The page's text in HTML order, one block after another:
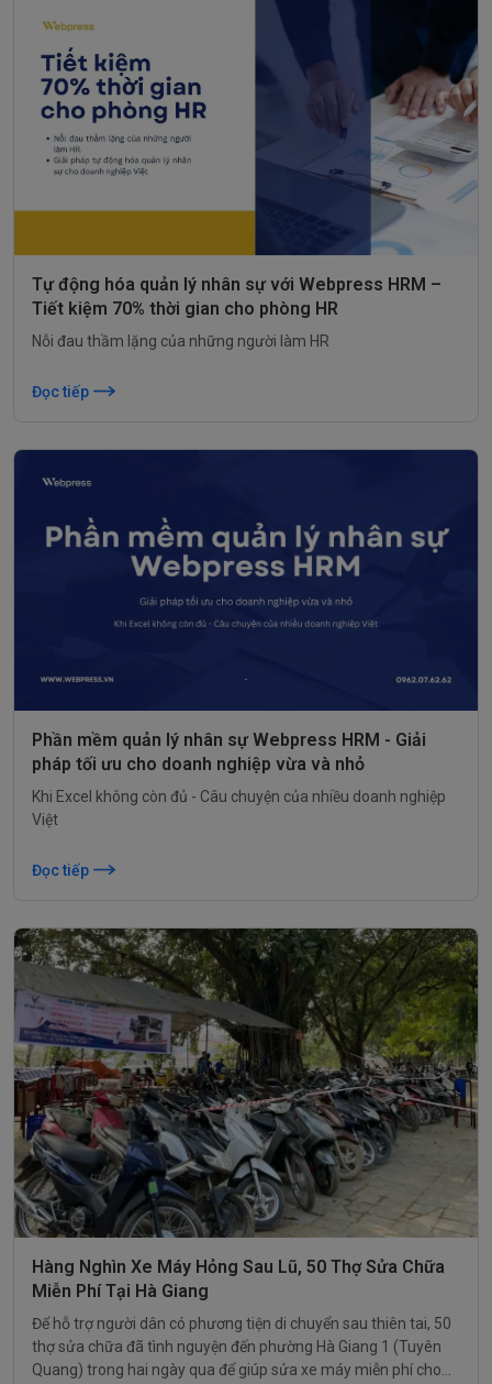
Tự động hóa quản lý nhân sự với Webpress HRM –
Tiết kiệm 70% thời gian cho phòng HR
Nỗi đau thầm lặng của những người làm HR
Đọc tiếp
Phần mềm quản lý nhân sự Webpress HRM - Giải
pháp tối ưu cho doanh nghiệp vừa và nhỏ
Khi Excel không còn đủ - Câu chuyện của nhiều doanh nghiệp
Việt
Đọc tiếp
Hàng Nghìn Xe Máy Hỏng Sau Lũ, 50 Thợ Sửa Chữa
Miễn Phí Tại Hà Giang
Để hỗ trợ người dân có phương tiện di chuyển sau thiên tai, 50
thợ sửa chữa đã tình nguyện đến phường Hà Giang 1 (Tuyên
Quang) trong hai ngày qua để giúp sửa xe máy miễn phí cho